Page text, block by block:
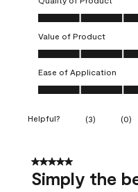
Quality of Product, 5.0
Value of Product
Value of Product, 5.0 out
Ease of Application
Ease of Application, 5.0
Helpful? (3) (0)
5 out of 5 stars.
Simply the